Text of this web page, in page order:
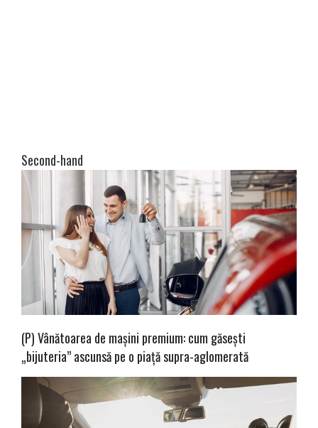
Second-hand
(P) Vânătoarea de mașini premium: cum găsești
„bijuteria” ascunsă pe o piață supra-aglomerată